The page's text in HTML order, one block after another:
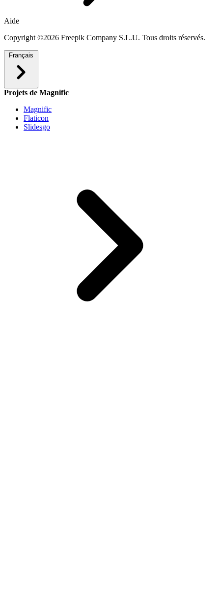
Aide
Copyright ©2026 Freepik Company S.L.U. Tous droits réservés.
Français
Projets de Magnific
Magnific
Flaticon
Slidesgo